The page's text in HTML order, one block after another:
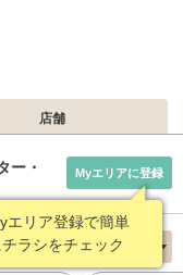
店舗
ー・
エリア登録で簡単
チラシをチェック
Myエリアに登録
貨店 新着順